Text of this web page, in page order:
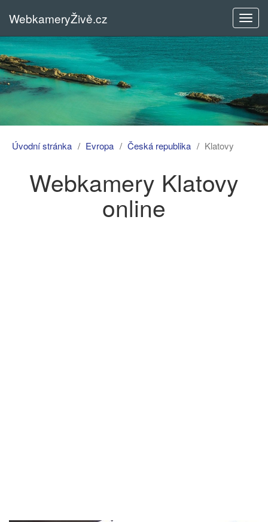
menu
WebkameryŽivě.cz
Úvodní stránka Evropa Česká republika Klatovy
Webkamery Klatovy
online